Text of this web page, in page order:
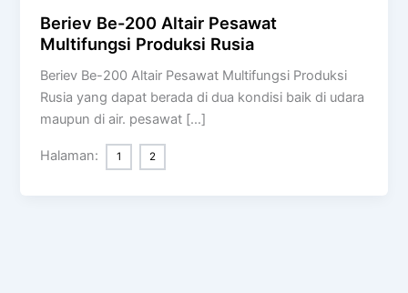
Beriev Be-200 Altair Pesawat
Multifungsi Produksi Rusia
Beriev Be-200 Altair Pesawat Multifungsi Produksi
Rusia yang dapat berada di dua kondisi baik di udara
maupun di air. pesawat […]
Halaman: 1 2